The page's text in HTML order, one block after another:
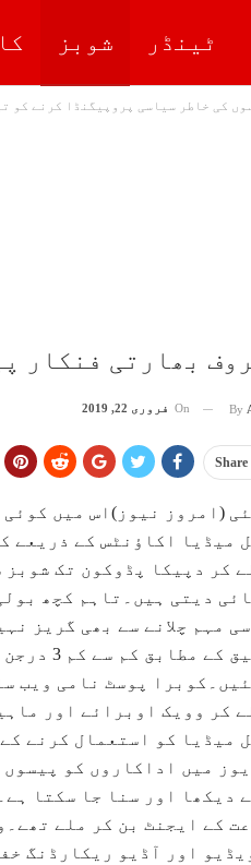
ٹینڈر شوبز
کی خاطر سیاسی پروپیگنڈا کرنے کو
بھارتی فنکار
By
On فروری 22, 2019
Share
(امروز نیوز)اس میں
میڈیا اکاؤنٹس کے ذریعے
کر دپیکا پڈوکون تک
دیتی ہیں۔تاہم کچھ
مہم چلانے سے بھی گریز
تحقیق
پوسٹ نامی ویب
کر وویک اوبرائے اور
میڈیا کو استعمال کرنے
میں اداکاروں کو
دیکھا اور سنا جا سکتا
کے ایجنٹ بن کر ملے
اور آڈیو ریکارڈنگ